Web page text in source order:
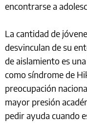
encontrarse a
La cantidad de
desvinculan de su
de aislamiento es
como síndrome de
preocupación
mayor presión
pedir ayuda cuando